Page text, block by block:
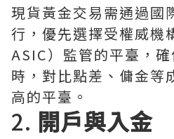
現貨黃金交易需通過國
行，優先選擇受權威機
ASIC）監管的平臺，
時，對比點差、傭金等
高的平臺。
2. 開戶與入金